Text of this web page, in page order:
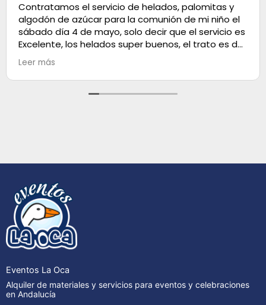
Contratamos el servicio de helados, palomitas y
algodón de azúcar para la comunión de mi niño el
sábado día 4 de mayo, solo decir que el servicio es
Excelente, los helados super buenos, el trato es de
100. Muchas gracias
Leer más
Eventos La Oca
Alquiler de materiales y servicios para eventos y celebraciones
en Andalucía